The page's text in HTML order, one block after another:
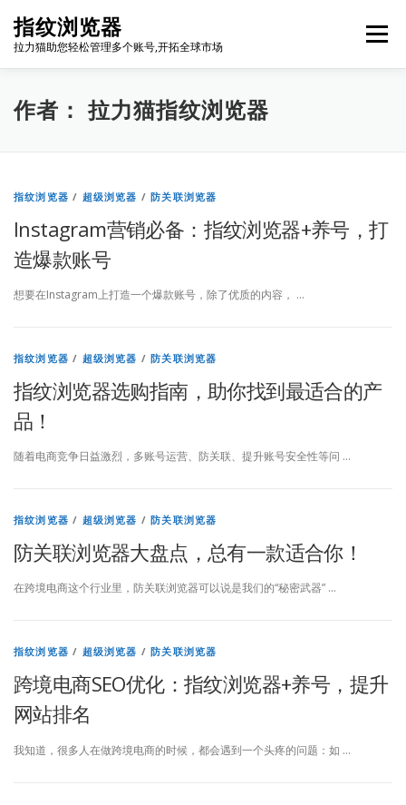
content
指纹浏览器
拉力猫助您轻松管理多个账号,开拓全球市场
Menu
博客首页 套餐价格 使用教程
作者：拉力猫指纹浏览器
指纹浏览器 / 超级浏览器 /防关联浏览器
Instagram营销必备：指纹浏览器+养号，打
造爆款账号
想要在Instagram上打造一个爆款账号，除了优质的内容， …
指纹浏览器 / 超级浏览器 /防关联浏览器
指纹浏览器选购指南，助你找到最适合的产
品！
随着电商竞争日益激烈，多账号运营、防关联、提升账号安全性等问 …
指纹浏览器 / 超级浏览器 /防关联浏览器
防关联浏览器大盘点，总有一款适合你！
在跨境电商这个行业里，防关联浏览器可以说是我们的“秘密武器” …
指纹浏览器 / 超级浏览器 /防关联浏览器
跨境电商SEO优化：指纹浏览器+养号，提升
网站排名
我知道，很多人在做跨境电商的时候，都会遇到一个头疼的问题：如 …